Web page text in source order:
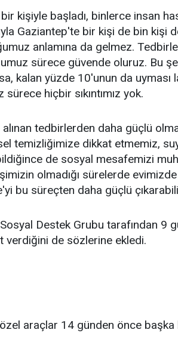
kişiyle başladı, binlerce insan
Gaziantep'te bir kişi de bin kişi
anlamına da gelmez.
sürece güvende oluruz. Bu
kalan yüzde 10'unun da uyması
hiçbir sıkıntımız yok.
tedbirlerden daha güçlü
temizliğimize dikkat etmemiz,
de sosyal mesafemizi
olmadığı sürelerde
bu süreçten daha güçlü
Destek Grubu tarafından 9
verdiğini de sözlerine ekledi.